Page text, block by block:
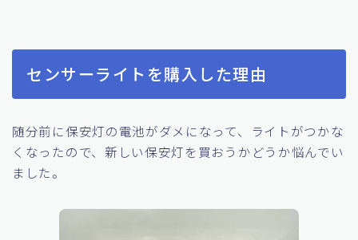
センサーライトを購入した理由
くなったので、新しい保安灯を買おうかどうか悩んでい